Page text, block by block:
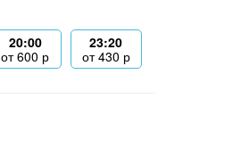
20:00
от600 р
23:20
от430 р